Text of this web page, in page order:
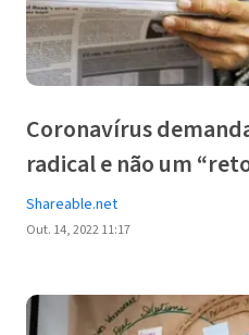
Coronavírus
radical e não um
Shareable.net
Out. 14, 2022 11:17